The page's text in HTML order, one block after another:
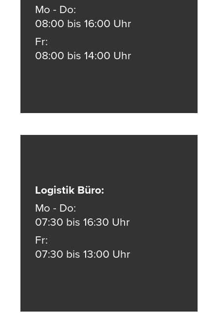
Mo - Do:
08:00 bis 16:00 Uhr
Fr:
08:00 bis 14:00 Uhr
Logistik Büro:
Mo - Do:
07:30 bis 16:30 Uhr
Fr:
07:30 bis 13:00 Uhr